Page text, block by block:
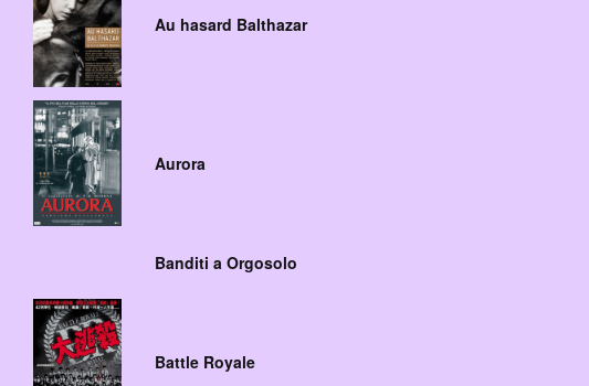
Au hasard Balthazar
Aurora
Banditi a Orgosolo
Battle Royale